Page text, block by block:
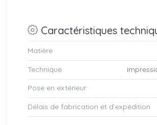
Caractéristiques
Matière
Technique
Pose en extérieur
Délais de fabrication et d’expédition